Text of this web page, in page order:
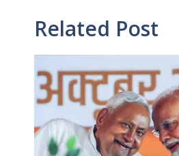
Related Post